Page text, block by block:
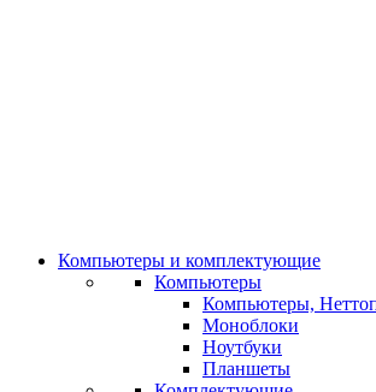
Компьютеры и комплектующие
Компьютеры
Компьютеры,
Моноблоки
Ноутбуки
Планшеты